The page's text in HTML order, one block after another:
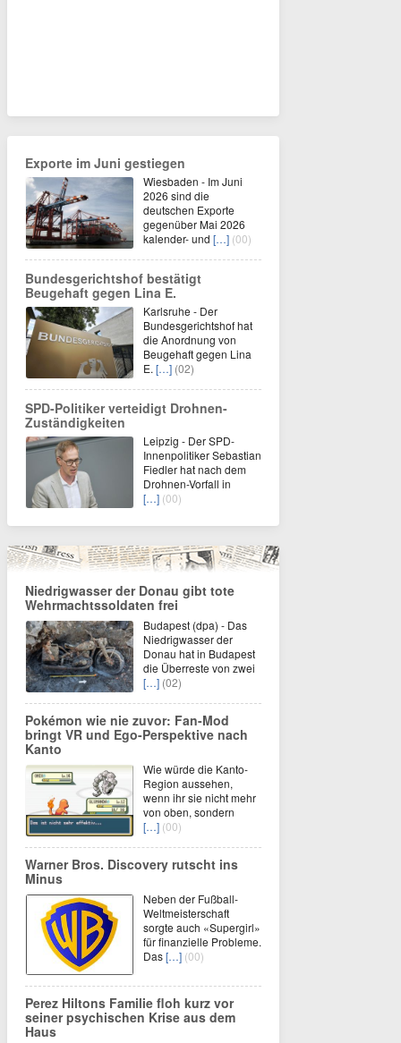
Exporte im Juni gestiegen
Wiesbaden - Im Juni
2026 sind die
deutschen Exporte
gegenüber Mai 2026
kalender- und […] (00)
Bundesgerichtshof bestätigt
Beugehaft gegen Lina E.
Karlsruhe - Der
Bundesgerichtshof hat
die Anordnung von
Beugehaft gegen Lina
E. […] (02)
SPD-Politiker verteidigt Drohnen-
Zuständigkeiten
Leipzig - Der SPD-
Innenpolitiker Sebastian
Fiedler hat nach dem
Drohnen-Vorfall in
[…] (00)
Niedrigwasser der Donau gibt tote
Wehrmachtssoldaten frei
Budapest (dpa) - Das
Niedrigwasser der
Donau hat in Budapest
die Überreste von zwei
[…] (02)
Pokémon wie nie zuvor: Fan-Mod
bringt VR und Ego-Perspektive nach
Kanto
Wie würde die Kanto-
Region aussehen,
wenn ihr sie nicht mehr
von oben, sondern
[…] (00)
Warner Bros. Discovery rutscht ins
Minus
Neben der Fußball-
Weltmeisterschaft
sorgte auch «Supergirl»
für finanzielle Probleme.
Das[…] (00)
Perez Hiltons Familie floh kurz vor
seiner psychischen Krise aus dem
Haus